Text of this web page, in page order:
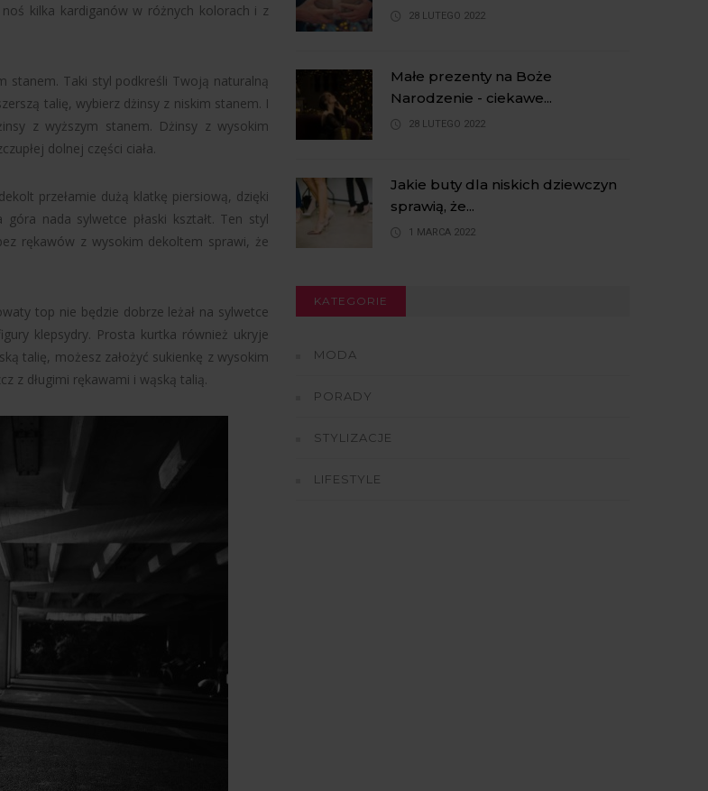
kilka kardiganów w różnych kolorach i z
stanem. Taki styl podkreśli Twoją naturalną
talię, wybierz dżinsy z niskim stanem. I
z wyższym stanem. Dżinsy z wysokim
dolnej części ciała.
przełamie dużą klatkę piersiową, dzięki
nada sylwetce płaski kształt. Ten styl
rękawów z wysokim dekoltem sprawi, że
top nie będzie dobrze leżał na sylwetce
klepsydry. Prosta kurtka również ukryje
talię, możesz założyć sukienkę z wysokim
z długimi rękawami i wąską talią.
28 LUTEGO 2022
Małe prezenty na Boże
Narodzenie - ciekawe...
28 LUTEGO 2022
Jakie buty dla niskich dziewczyn
sprawią, że...
1 MARCA 2022
KATEGORIE
MODA
PORADY
STYLIZACJE
LIFESTYLE